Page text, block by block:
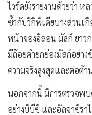
ไวร์ดยังรายงานด้วยว่า
ซ้ำกับวิกิพีเดียบางส่วนเ
หน้าของอีลอน มัสก์ ยาว
มีถ้อยคำยกย่องมัสก์อย่า
ความจริงสูงสุดและต่อต้
นอกจากนี้ มีการตรวจพ
อย่างบีบีซี และอัลจาซีร